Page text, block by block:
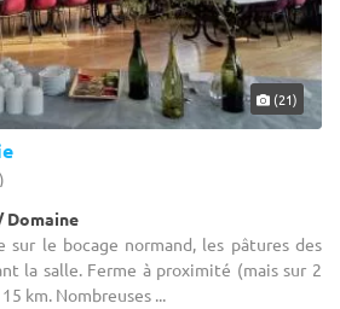
(21)
Domaine
sur le bocage normand, les pâtures des
la salle. Ferme à proximité (mais sur 2
km. Nombreuses ...